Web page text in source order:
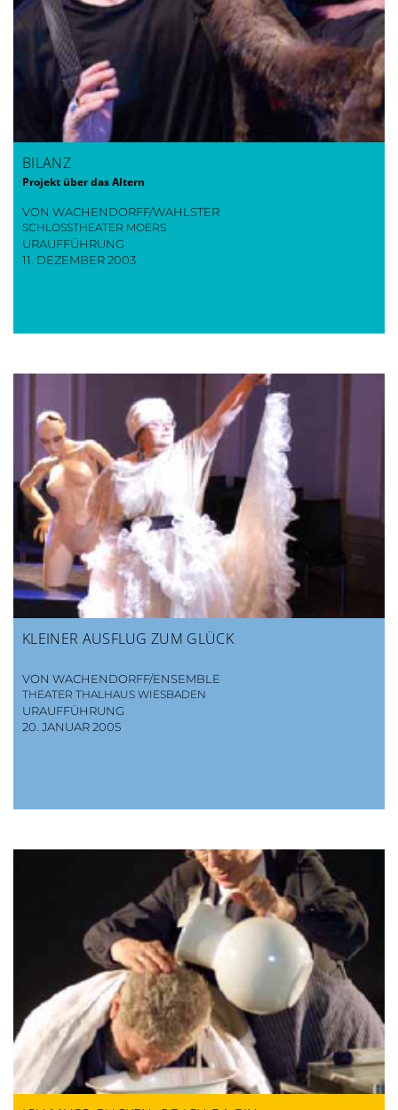
BILANZ
Projekt über das Altern
VON WACHENDORFF/WAHLSTER
SCHLOSSTHEATER MOERS
URAUFFÜHRUNG
11. DEZEMBER 2003
KLEINER AUSFLUG ZUM GLÜCK
VON WACHENDORFF/ENSEMBLE
THEATER THALHAUS WIESBADEN
URAUFFÜHRUNG
20. JANUAR 2005